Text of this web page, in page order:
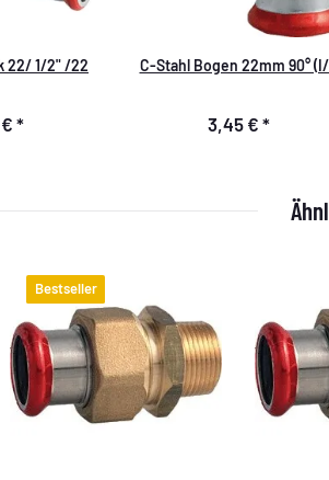
22/ 1/2" /22
*
C-Stahl Bogen 22mm 90°
3,45 € *
Bestseller